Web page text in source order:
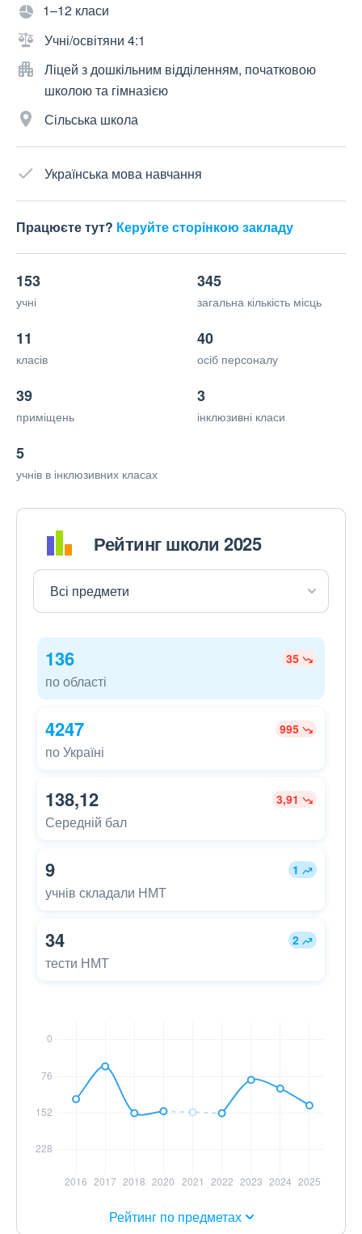
1–12 класи
Учні/освітяни 4:1
Ліцей з дошкільним відділенням, початковою
школою та гімназією
Сільська школа
Українська мова навчання
Працюєте тут? Керуйте сторінкою закладу
153
учні
345
загальна кількість місць
11
класів
40
осіб персоналу
39
приміщень
3
інклюзивні класи
5
учнів в інклюзивних класах
Рейтинг школи 2025
136 35
по області
4247 995
по Україні
138,12 3,91
Середній бал
9 1
учнів складали НМТ
34 2
тести НМТ
Рейтинг по предметах